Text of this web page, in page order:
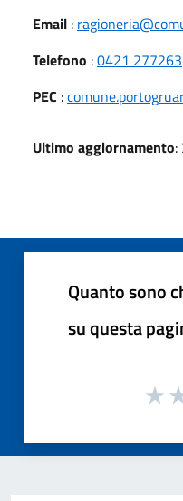
Email :
Telefono :0421 277263
PEC :
Ultimo aggiornamento:
Quanto sono
su questa